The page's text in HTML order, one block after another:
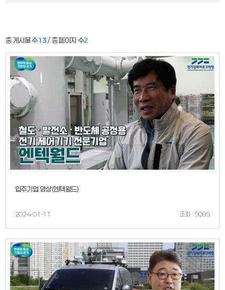
총 게시물 수13/ 총 페이지 수2
입주기업 영상(엔텍월드)
2024-01-11 조회 : 9089